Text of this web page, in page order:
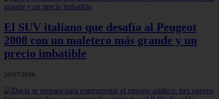
El SUV italiano que desafía al Peugeot
2008 con un maletero más grande y un
precio imbatible
26/07/2026